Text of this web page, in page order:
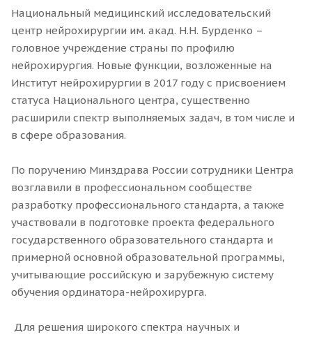
Национальный медицинский исследовательский
центр нейрохирургии им. акад. Н.Н. Бурденко –
головное учреждение страны по профилю
нейрохирургия. Новые функции, возложенные на
Институт нейрохирургии в 2017 году с присвоением
статуса Национального центра, существенно
расширили спектр выполняемых задач, в том числе и
в сфере образования.
По поручению Минздрава России сотрудники Центра
возглавили в профессиональном сообществе
разработку профессионального стандарта, а также
участвовали в подготовке проекта федерального
государственного образовательного стандарта и
примерной основной образовательной программы,
учитывающие российскую и зарубежную систему
обучения ординатора-нейрохирурга.
Для решения широкого спектра научных и